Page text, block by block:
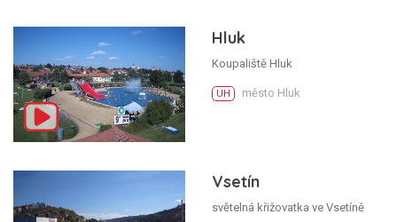
Hluk
Koupaliště Hluk
UH město Hluk
Vsetín
světelná křižovatka ve Vsetíně